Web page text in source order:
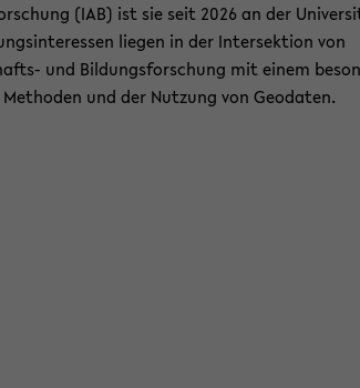
(IAB) ist sie seit 2026 an der
lie­gen in der In­ter­sek­ti­on von
und Bil­dungs­for­schung mit einem
und der Nut­zung von Geo­da­ten.